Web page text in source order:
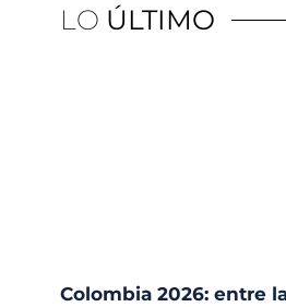
LO ÚLTIMO
Colombia 2026: entre